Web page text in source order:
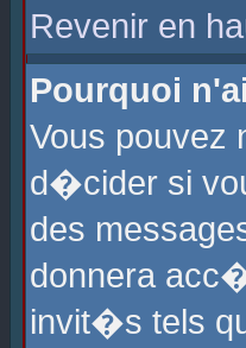
Revenir en
Pourquoi
Vous pouvez
d�cider si
des
donnera
invit�s tels